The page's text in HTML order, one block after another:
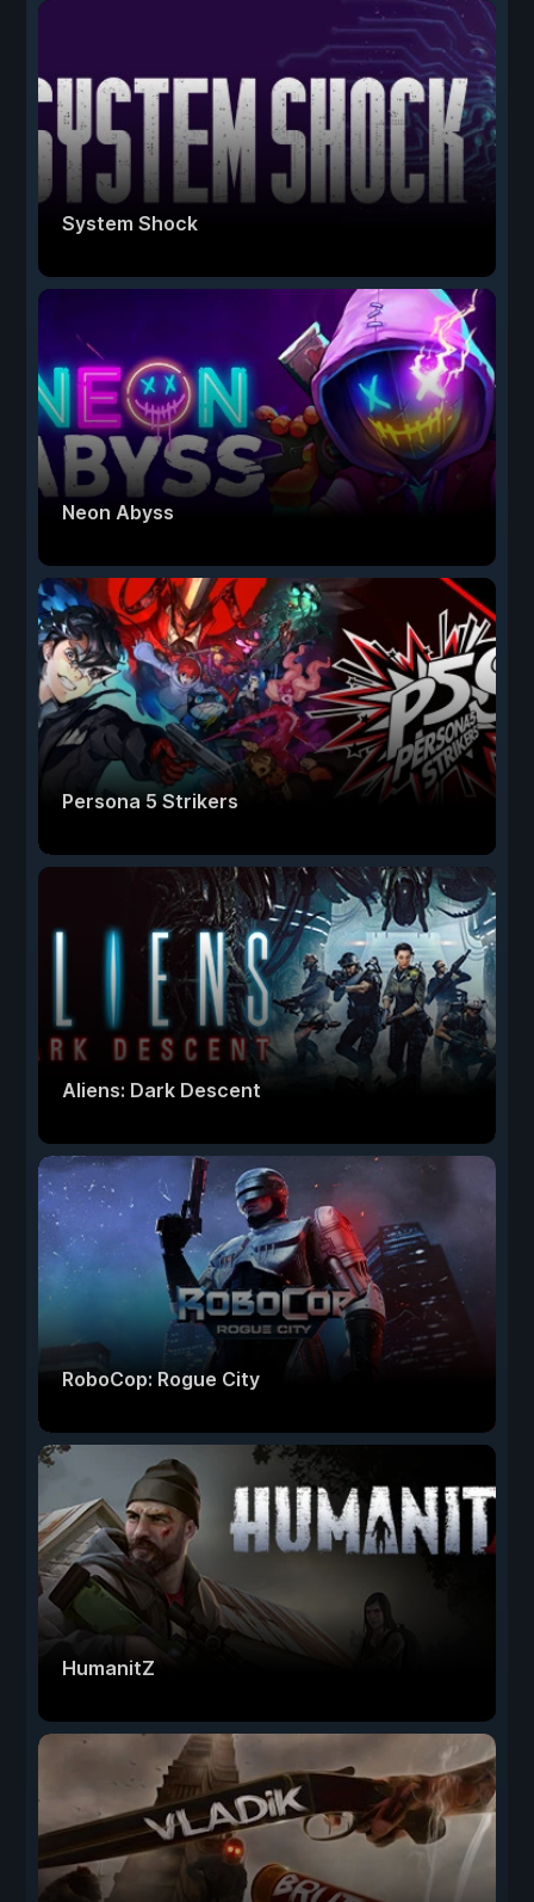
System Shock
Neon Abyss
Persona 5 Strikers
Aliens: Dark Descent
RoboCop: Rogue City
HumanitZ